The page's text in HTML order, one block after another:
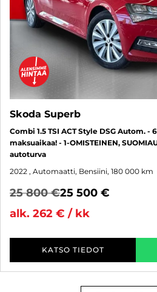
Skoda Superb
Combi 1.5 TSI ACT Style DSG Autom.
maksuaikaa! - 1-OMISTEINEN,
autoturva
2022 , Automaatti, Bensiini, 180 000 km
25 800 €25 500 €
alk. 262 € / kk
KATSO TIEDOT